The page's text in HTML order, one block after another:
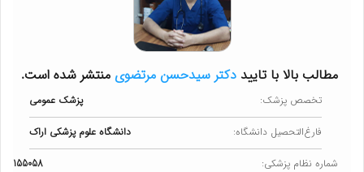
مطالب بالا با تایید دکتر سیدحسن مرتضوی منتشر شده است.
تخصص پزشک: پزشک عمومی
فارغ‌التحصیل دانشگاه: دانشگاه علوم پزشکی اراک
شماره نظام پزشکی: 155058